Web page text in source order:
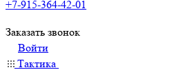
+7-915-364-42-01
Заказать звонок
Войти
Тактика